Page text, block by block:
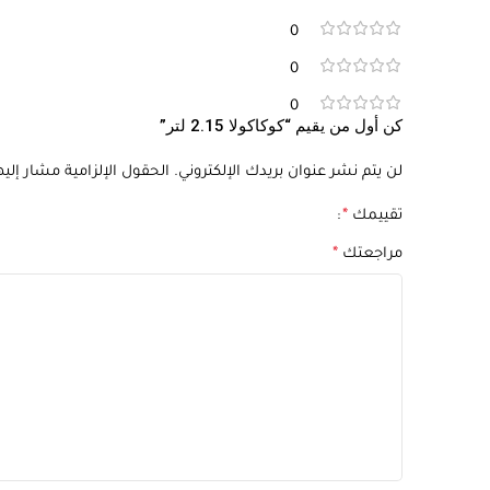
0
0
0
كن أول من يقيم “كوكاكولا 2.15 لتر”
لن يتم نشر عنوان بريدك الإلكتروني. الحقول الإلزامية مشار
تقييمك *
مراجعتك *